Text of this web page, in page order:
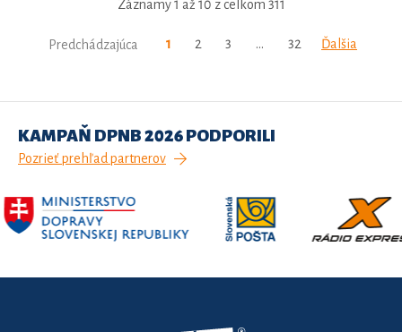
Záznamy 1 až 10 z celkom 311
Predchádzajúca 1 2 3 … 32 Ďalšia
KAMPAŇ DPNB 2026 PODPORILI
Pozrieť prehľad partnerov